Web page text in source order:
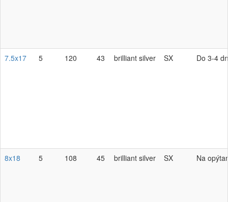
7.5x17 5 120 43 brilliant silver SX Do 3-4
8x18 5 108 45 brilliant silver SX Na